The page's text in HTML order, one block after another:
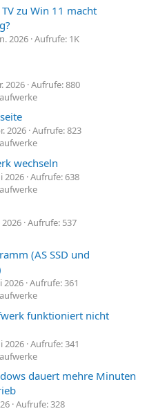
zu Win 11 macht
2026 Aufrufe: 1K
2026 Aufrufe: 880
2026 Aufrufe: 823
wechseln
2026 Aufrufe: 638
Aufrufe: 537
(AS SSD und
2026 Aufrufe: 361
funktioniert nicht
2026 Aufrufe: 341
dauert mehre Minuten
Aufrufe: 328